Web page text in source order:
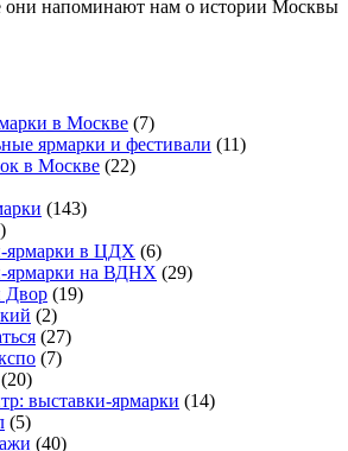
они напоминают нам о истории Москвы
в Москве (7)
ярмарки и фестивали (11)
в Москве (22)
(143)
ярмарки в ЦДХ (6)
ярмарки на ВДНХ (29)
Двор (19)
(2)
(27)
(7)
(20)
выставки-ярмарки (14)
(5)
(40)